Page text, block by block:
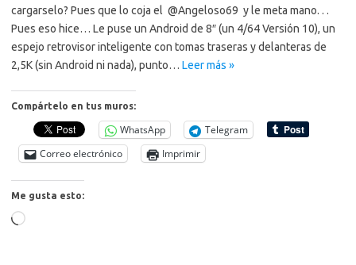
cargarselo? Pues que lo coja el @Angeloso69 y le meta mano. . .
Pues eso hice… Le puse un Android de 8″ (un 4/64 Versión 10), un
espejo retrovisor inteligente con tomas traseras y delanteras de
2,5K (sin Android ni nada), punto… Leer más »
Compártelo en tus muros:
WhatsApp
Telegram
Correo electrónico
Imprimir
Me gusta esto:
Cargando...